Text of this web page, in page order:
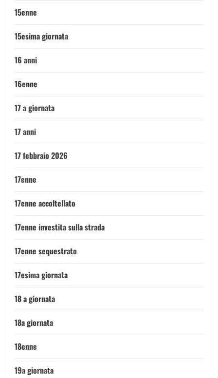
15enne
15esima giornata
16 anni
16enne
17 a giornata
17 anni
17 febbraio 2026
17enne
17enne accoltellato
17enne investita sulla strada
17enne sequestrato
17esima giornata
18 a giornata
18a giornata
18enne
19a giornata